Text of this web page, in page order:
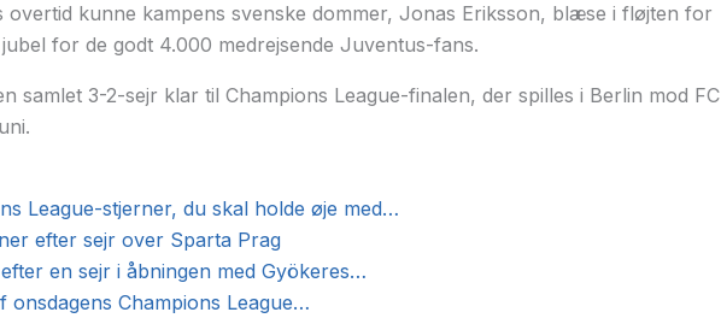
overtid kunne kampens svenske dommer, Jonas Eriksson, blæse i fløjten for
for de godt 4.000 medrejsende Juventus-fans.
samlet 3-2-sejr klar til Champions League-finalen, der spilles i Berlin mod FC
League-stjerner, du skal holde øje med…
efter sejr over Sparta Prag
en sejr i åbningen med Gyökeres…
onsdagens Champions League…